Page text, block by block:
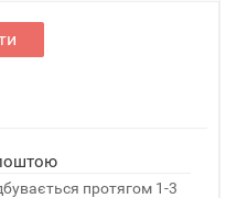
протягом 1-3